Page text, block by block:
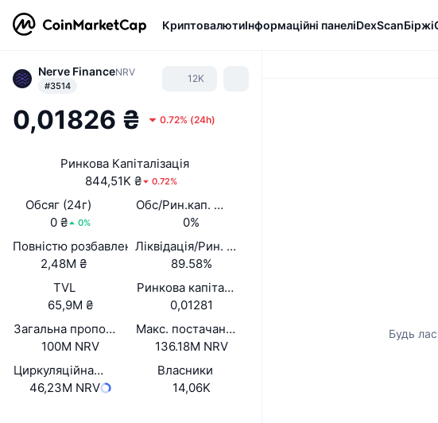
КриптовалютиІнформаційні панеліDexScanБіржі
Nerve FinanceNRV
#3514
12K
0,01826 ₴ 0.72% (24h)
Ринкова Капіталізація
844,51K ₴
0.72%
Обсяг (24г)
0 ₴
0%
Обс/Рин.кап. (24 год.)
0%
Повністю розбавлена вартість (FDV)
2,48M ₴
Ліквідація/Рин. кап.
89.58%
TVL
65,9M ₴
Ринкова капіталізація/TVL
0,01281
Загальна пропозиція
100M NRV
Макс. постачання
136.18M NRV
Циркуляційна пропозиція
46,23M NRV
Власники
14,06K
Будь